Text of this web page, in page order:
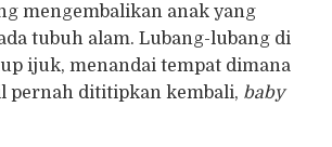
mengembalikan anak yang
tubuh alam. Lubang-lubang di
ijuk, menandai tempat dimana
pernah dititipkan kembali, baby